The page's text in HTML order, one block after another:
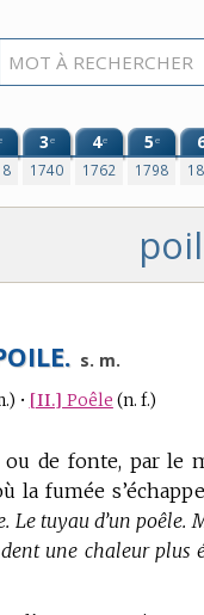
3e
1740
4e
1762
5e
1798
s. m.
• [II.] Poêle (n. f.)
de fonte, par le
la fumée
Le tuyau d’un
une chaleur plus